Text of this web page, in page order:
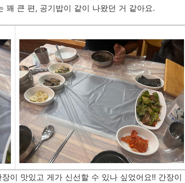
꽤 큰 편, 공기밥이 같이 나왔던 거 같아요.
이 맛있고 게가 신선할 수 있나 싶었어요!! 간장이